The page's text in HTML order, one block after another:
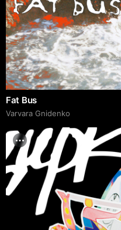
Fat Bus
Varvara Gnidenko